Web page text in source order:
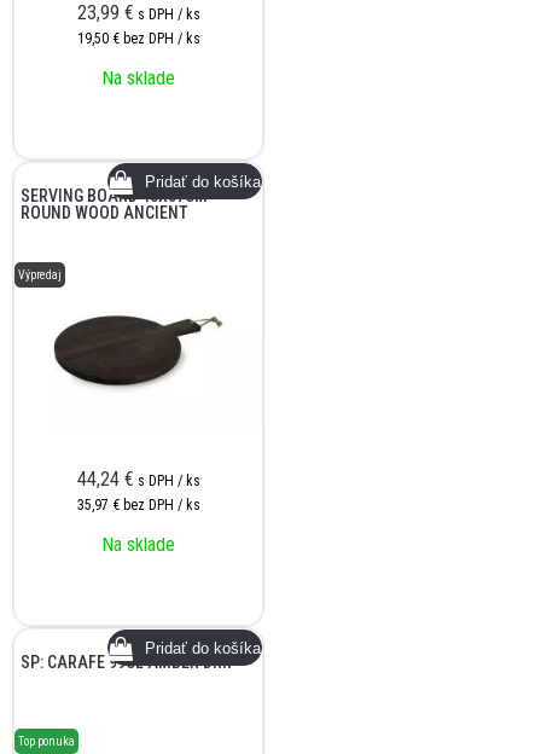
23,99 € s DPH / ks
19,50 € bez DPH / ks
Na sklade
SERVING BOARD 48X37CM
ROUND WOOD ANCIENT
Výpredaj
44,24 € s DPH / ks
35,97 € bez DPH / ks
Na sklade
SP: CARAFE 99CL AMBER DRIP
Top ponuka